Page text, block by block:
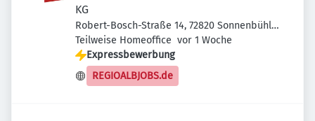
KG
Robert-Bosch-Straße 14, 72820 Sonnenbühl,
Deutschland
Teilweise Homeoffice Veröffentlicht
vor 1 Woche
Expressbewerbung
REGIOALBJOBS.de